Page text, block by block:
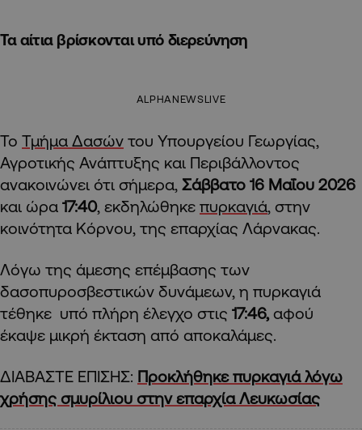
Τα αίτια βρίσκονται υπό διερεύνηση
ALPHANEWSLIVE
Το Τμήμα Δασών του Υπουργείου Γεωργίας,
Αγροτικής Ανάπτυξης και Περιβάλλοντος
ανακοινώνει ότι σήμερα, Σάββατο 16 Μαΐου 2026
και ώρα 17:40, εκδηλώθηκε πυρκαγιά, στην
κοινότητα Κόρνου, της επαρχίας Λάρνακας.
Λόγω της άμεσης επέμβασης των
δασοπυροσβεστικών δυνάμεων, η πυρκαγιά
τέθηκε υπό πλήρη έλεγχο στις 17:46, αφού
έκαψε μικρή έκταση από αποκαλάμες.
ΔΙΑΒΑΣΤΕ ΕΠΙΣΗΣ: Προκλήθηκε πυρκαγιά λόγω
χρήσης σμυρίλιου στην επαρχία Λευκωσίας